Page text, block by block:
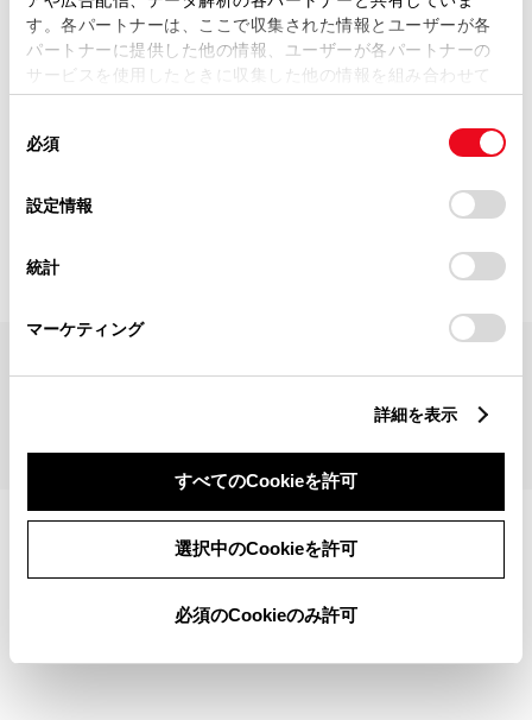
す。各パートナーは、ここで収集された情報とユーザーが各
パートナーに提供した他の情報、ユーザーが各パートナーの
サービスを使用したときに収集した他の情報を組み合わせて
使用することがあります。当ウェブサイトの使用を続行する
デバイスにすべてのCookie(クッキー)が保存されることに同
意したことになります。Cookie(クッキー)のオプトアウト、
設定の変更、同意を撤回したりするにあたっては、当社の
「Cookie（クッキー）情報の取り扱いについて
」をご覧くだ
必須
設定情報
統計
マーケティング
詳細を表示
すべてのCookieを許可
選択中のCookieを許可
必須のCookieのみ許可
い。
（2-7-4）
見積りシミュレーショントップへ
TOYOTAアカウント利用規約反社会的勢力に対する基本方針企業情報
©1995-2026 TOYOTA MOTOR CORPORATION. ALL RIGHTS RESERVED.